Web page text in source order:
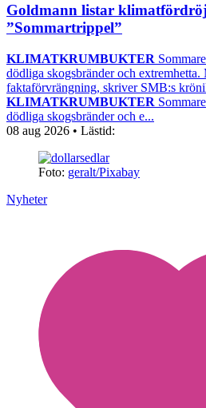
Goldmann listar
”Sommartrippel”
KLIMATKRUMBUKTER
dödliga skogsbränder och
faktaförvrängning, skriver SMB:s
KLIMATKRUMBUKTER
dödliga skogsbränder och e...
08 aug 2026 • Lästid:
Foto: geralt/Pixabay
Nyheter